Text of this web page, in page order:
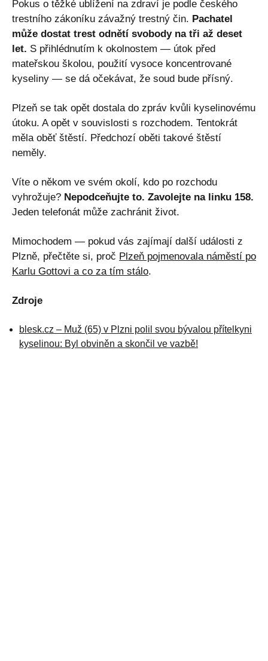
Pokus o těžké ublížení na zdraví je podle českého
trestního zákoníku závažný trestný čin. Pachatel
může dostat trest odnětí svobody na tři až deset
let. S přihlédnutím k okolnostem — útok před
mateřskou školou, použití vysoce koncentrované
kyseliny — se dá očekávat, že soud bude přísný.
Plzeň se tak opět dostala do zpráv kvůli kyselinovému
útoku. A opět v souvislosti s rozchodem. Tentokrát
měla oběť štěstí. Předchozí oběti takové štěstí
neměly.
Víte o někom ve svém okolí, kdo po rozchodu
vyhrožuje? Nepodceňujte to. Zavolejte na linku 158.
Jeden telefonát může zachránit život.
Mimochodem — pokud vás zajímají další události z
Plzně, přečtěte si, proč Plzeň pojmenovala náměstí po
Karlu Gottovi a co za tím stálo.
Zdroje
blesk.cz – Muž (65) v Plzni polil svou bývalou přítelkyni
kyselinou: Byl obviněn a skončil ve vazbě!